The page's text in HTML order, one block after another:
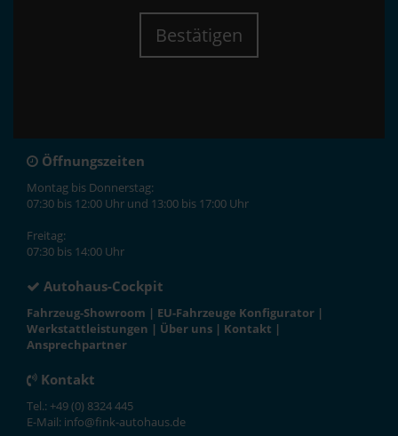
Bestätigen
Öffnungszeiten
Montag bis Donnerstag:
07:30 bis 12:00 Uhr und 13:00 bis 17:00 Uhr
Freitag:
07:30 bis 14:00 Uhr
Autohaus-Cockpit
Fahrzeug-Showroom | EU-Fahrzeuge Konfigurator |
Werkstattleistungen | Über uns | Kontakt |
Ansprechpartner
Kontakt
Tel.: +49 (0) 8324 445
E-Mail: info@fink-autohaus.de